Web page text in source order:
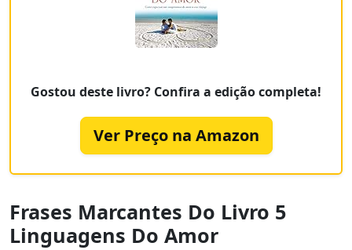
Gostou deste livro? Confira a edição completa!
Ver Preço na Amazon
Frases Marcantes Do Livro 5
Linguagens Do Amor